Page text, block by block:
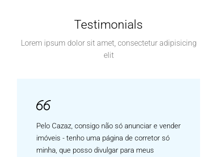
Testimonials
Lorem ipsum dolor sit amet, consectetur adipisicing
elit
Pelo Cazaz, consigo não só anunciar e vender
imóveis - tenho uma página de corretor só
minha, que posso divulgar para meus